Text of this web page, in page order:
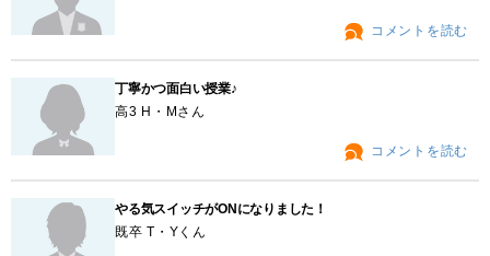
コメントを読む
丁寧かつ面白い授業♪
高3 H・Mさん
コメントを読む
やる気スイッチがONになりました！
既卒 T・Yくん